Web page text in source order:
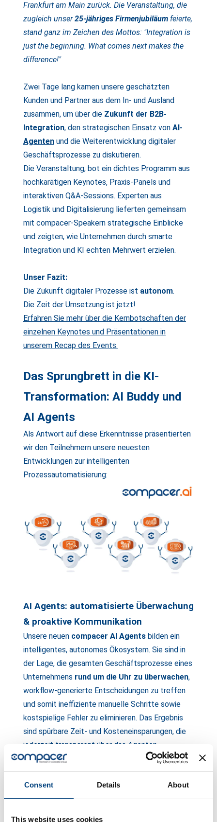
Consent Details About
This website uses cookies
Frankfurt am Main zurück. Die Veranstaltung, die
zugleich unser25-jähriges Firmenjubiläum feierte,
stand ganz im Zeichen des Mottos: "Integration is
just the beginning. What comes next makes the
difference!"
Zwei Tage lang kamen unsere geschätzten
Kunden und Partner aus dem In- und Ausland
zusammen, um über die Zukunft der B2B-
Integration, den strategischen Einsatz von AI-
Agenten und die Weiterentwicklung digitaler
Geschäftsprozesse zu diskutieren.
Die Veranstaltung, bot ein dichtes Programm aus
hochkarätigen Keynotes, Praxis-Panels und
interaktiven Q&A-Sessions. Experten aus
Logistik und Digitalisierung lieferten gemeinsam
mit compacer-Speakern strategische Einblicke
und zeigten, wie Unternehmen durch smarte
Integration und KI echten Mehrwert erzielen.
Unser Fazit:
Die Zukunft digitaler Prozesse ist autonom.
Die Zeit der Umsetzung ist jetzt!
Erfahren Sie mehr über die Kernbotschaften der
einzelnen Keynotes und Präsentationen in
unserem Recap des Events.
Das Sprungbrett in die KI-
Transformation: AI Buddy und
AI Agents
Als Antwort auf diese Erkenntnisse präsentierten
wir den Teilnehmern unsere neuesten
Entwicklungen zur intelligenten
Prozessautomatisierung:
AI Agents: automatisierte Überwachung
& proaktive Kommunikation
Unsere neuen compacer AI Agents bilden ein
intelligentes, autonomes Ökosystem. Sie sind in
der Lage, die gesamten Geschäftsprozesse eines
Unternehmens rund um die Uhr zu überwachen,
workflow-generierte Entscheidungen zu treffen
und somit ineffiziente manuelle Schritte sowie
kostspielige Fehler zu eliminieren. Das Ergebnis
sind spürbare Zeit- und Kosteneinsparungen, die
jederzeit transparent über das Agenten-
Dashboard verfolgt werden können.
Erfahren Sie mehr über unserecompacer AI
Agents.